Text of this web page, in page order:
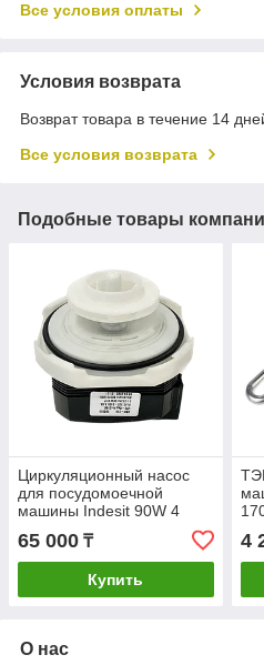
Все условия оплаты
Условия возврата
Возврат товара в течение 14
Все условия возврата
Подобные товары
Циркуляционный насос
для посудомоечной
машины Indesit 90W 4
защелки C00291855
(VSM-E20, 482000023311)
Ariston
65 000 ₸
Купить
4
О нас